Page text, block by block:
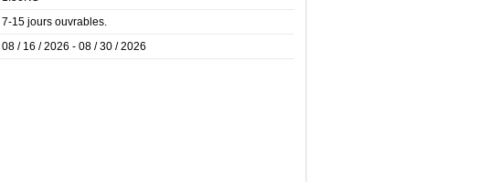
7-15 jours ouvrables.
08 / 16 / 2026 - 08 / 30 / 2026